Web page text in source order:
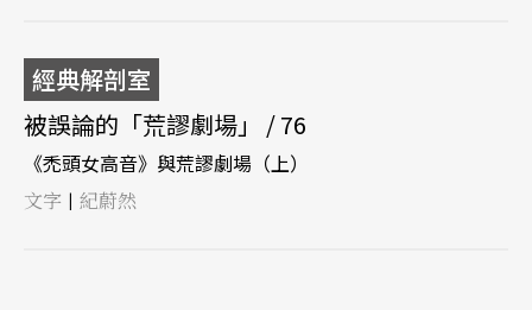
經典解剖室
被誤論的「荒謬劇場」 / 76
《禿頭女高音》與荒謬劇場（上）
文字 | 紀蔚然